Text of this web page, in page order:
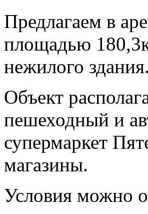
Предлагаем в
площадью
нежилого
Объект
пешеходный и
супермаркет
магазины.
Условия можно